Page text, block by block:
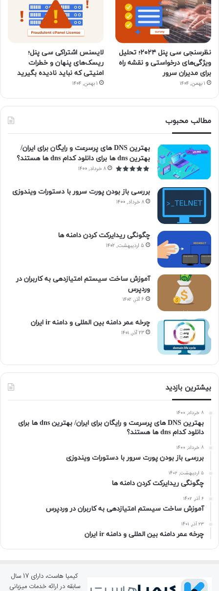
نظرسنجی سی پنل ۲۰۲۴؛ تحلیل
ویژگی‌های درخواستی و نقشه راه
برای مدیران سرور
۱ بهمن, ۱۴۰۴
لایسنس اشتراکی سی پنل؛
ریسک‌های پنهان و خطرات
امنیتی که نباید نادیده بگیرید
۱ بهمن, ۱۴۰۴
مطالب محبوب
بهترین DNS های پرسرعت و رایگان برای ایران/
بهترین dns ها برای دانلود کدام dns ها هستند؟
۸ خرداد, ۱۴۰۰
بررسی باز بودن پورت سرور با دستورات ویندوزی
۸ خرداد, ۱۴۰۰
چگونگی ریدایرکت کردن دامنه ها
۵ اردیبهشت, ۱۴۰۲
آموزش ساخت سیستم امتیازدهی به کاربران در
وردپرس
۶ آذر, ۱۴۰۲
چرخه عمر دامنه بین المللی و دامنه ir ایران
۲۳ آذر, ۱۴۰۱
بیشترین بازدید
۸ خرداد, ۱۴۰۰
بهترین DNS های پرسرعت و رایگان برای ایران/ بهترین dns ها برای
دانلود کدام dns ها هستند؟
۸ خرداد, ۱۴۰۰
بررسی باز بودن پورت سرور با دستورات ویندوزی
۵ اردیبهشت, ۱۴۰۲
چگونگی ریدایرکت کردن دامنه ها
۶ آذر, ۱۴۰۲
آموزش ساخت سیستم امتیازدهی به کاربران در وردپرس
۲۳ آذر, ۱۴۰۱
چرخه عمر دامنه بین المللی و دامنه ir ایران
کیمیا هاست، دارای 17 سال
سابقه در ارائه خدمات میزبانی